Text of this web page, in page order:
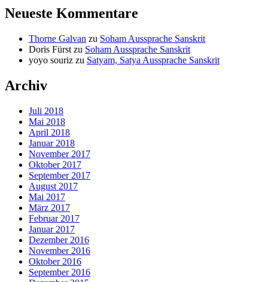
Neueste Kommentare
Thorne Galvan zu Soham Aussprache Sanskrit
Doris Fürst zu Soham Aussprache Sanskrit
yoyo souriz zu Satyam, Satya Aussprache Sanskrit
Archiv
Juli 2018
Mai 2018
April 2018
Januar 2018
November 2017
Oktober 2017
September 2017
August 2017
Mai 2017
März 2017
Februar 2017
Januar 2017
Dezember 2016
November 2016
Oktober 2016
September 2016